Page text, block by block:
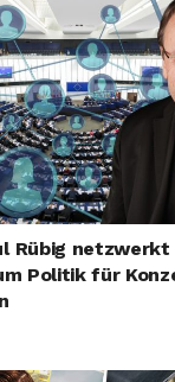
Rübig
Politik für